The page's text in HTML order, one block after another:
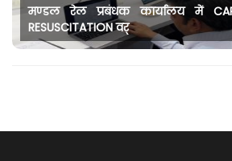
मण्डल रेल प्रबंधक कार्यालय में
RESUSCITATION वर्